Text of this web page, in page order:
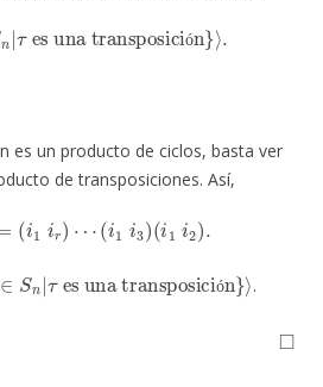
ó
es una transposición}⟩
es un producto de ciclos, basta ver
de transposiciones. Así,
= i1 r) ⋯ i3 (i 1i2
ó
|τ
.
◻